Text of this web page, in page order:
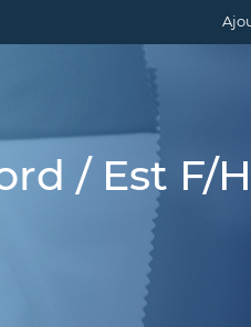
/ Est F/H